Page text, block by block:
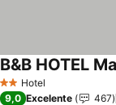
2 Estrelas
Hotel
B&B HOTEL
9,0 Excelente 467